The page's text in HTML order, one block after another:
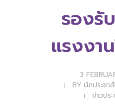
รองรั
แรงงา
3
BY นักประชา
ข่าวปร